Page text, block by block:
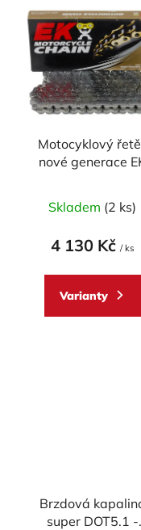
Motocyklový
nové generace
technologie
Skladem (2 ks)
4 130 Kč / ks
Varianty
Brzdová
super DOT5.1 -